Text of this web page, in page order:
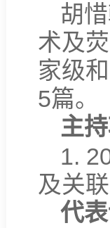
胡
术及
家级
5篇。
主
1.
及关
代